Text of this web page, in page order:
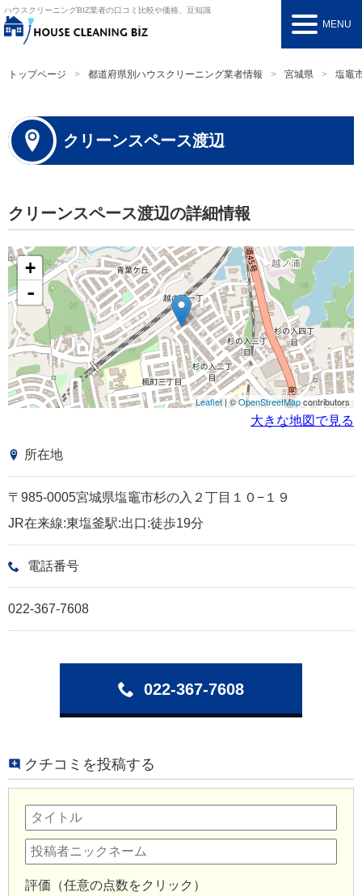
ハウスクリーニングBIZ業者の口コミ比較や価格、豆知識
MENU
トップページ 都道府県別ハウスクリーニング業者情報 宮城県 塩竈
クリーンスペース渡辺
クリーンスペース渡辺の詳細情報
+
-
Leaflet | ©OpenStreetMapcontributors
大きな地図で見る
所在地
〒985-0005宮城県塩竈市杉の入２丁目１０−１９
JR在来線:東塩釜駅:出口:徒歩19分
電話番号
022-367-7608
022-367-7608
クチコミを投稿する
評価（任意の点数をクリック）